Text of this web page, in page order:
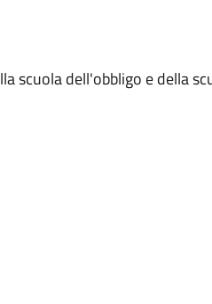
scuola dell'obbligo e della